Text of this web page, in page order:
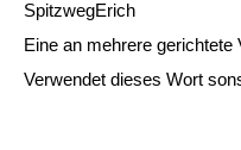
SpitzwegErich
Eine an mehrere gerichtete
Verwendet dieses Wort